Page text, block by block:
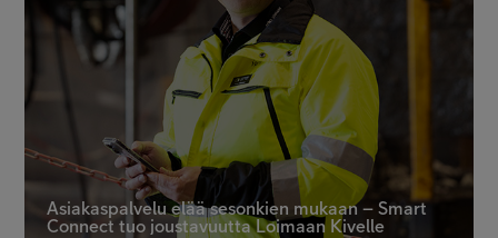
Asiakaspalvelu elää sesonkien mukaan – Smart
Connect tuo joustavuutta Loimaan Kivelle